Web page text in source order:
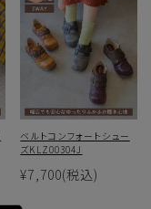
ベルトコンフォートシュー
ズKLZ00304J
¥7,700(税込)